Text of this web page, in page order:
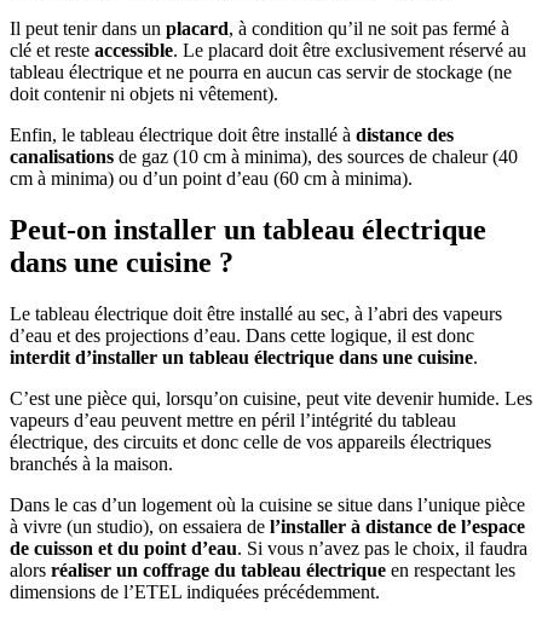
Il peut tenir dans un placard, à condition qu’il ne soit pas fermé à
clé et reste accessible. Le placard doit être exclusivement réservé au
tableau électrique et ne pourra en aucun cas servir de stockage (ne
doit contenir ni objets ni vêtement).
Enfin, le tableau électrique doit être installé à distance des
canalisations de gaz (10 cm à minima), des sources de chaleur (40
cm à minima) ou d’un point d’eau (60 cm à minima).
Peut-on installer un tableau électrique
dans une cuisine ?
Le tableau électrique doit être installé au sec, à l’abri des vapeurs
d’eau et des projections d’eau. Dans cette logique, il est donc
interdit d’installer un tableau électrique dans une cuisine.
C’est une pièce qui, lorsqu’on cuisine, peut vite devenir humide. Les
vapeurs d’eau peuvent mettre en péril l’intégrité du tableau
électrique, des circuits et donc celle de vos appareils électriques
branchés à la maison.
Dans le cas d’un logement où la cuisine se situe dans l’unique pièce
à vivre (un studio), on essaiera de l’installer à distance de l’espace
de cuisson et du point d’eau. Si vous n’avez pas le choix, il faudra
alors réaliser un coffrage du tableau électrique en respectant les
dimensions de l’ETEL indiquées précédemment.